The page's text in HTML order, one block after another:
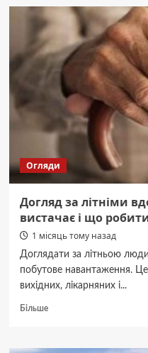
Вінниця:
адреса,
ціни
2026,
відгуки
взяти
Огляди
Догляд за літніми
вистачає і що
1 місяць тому назад
Доглядати за літньою
побутове навантаження.
вихідних, лікарняних і...
БільшеДокладніше
за